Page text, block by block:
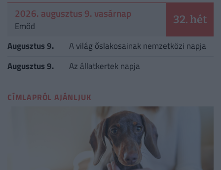
2026. augusztus 9. vasárnap
Emőd 32. hét
Augusztus 9.
A világ őslakosainak nemzetközi napja
Augusztus 9.
Az állatkertek napja
CÍMLAPRÓL AJÁNLJUK